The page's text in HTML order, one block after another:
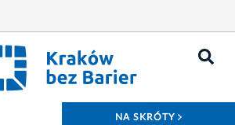
NA SKRÓTY